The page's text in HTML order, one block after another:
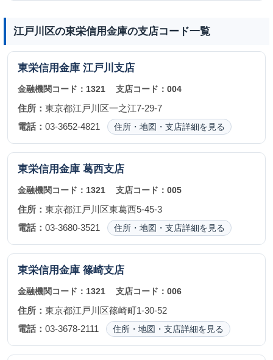
江戸川区の東栄信用金庫の支店コード一覧
東栄信用金庫 江戸川支店
金融機関コード： 1321 支店コード：004
住所： 東京都江戸川区一之江7-29-7
電話： 03-3652-4821 住所・地図・支店詳細を見る
東栄信用金庫 葛西支店
金融機関コード： 1321 支店コード：005
住所： 東京都江戸川区東葛西5-45-3
電話： 03-3680-3521 住所・地図・支店詳細を見る
東栄信用金庫 篠崎支店
金融機関コード： 1321 支店コード：006
住所： 東京都江戸川区篠崎町1-30-52
電話： 03-3678-2111 住所・地図・支店詳細を見る